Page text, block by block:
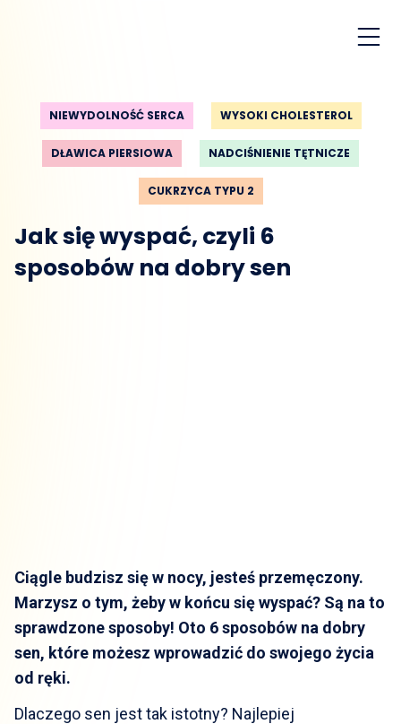
NIEWYDOLNOŚĆ SERCA WYSOKI CHOLESTEROL
DŁAWICA PIERSIOWA NADCIŚNIENIE TĘTNICZE
CUKRZYCA TYPU 2
Jak się wyspać, czyli 6
sposobów na dobry sen
Ciągle budzisz się w nocy, jesteś przemęczony.
Marzysz o tym, żeby w końcu się wyspać? Są na to
sprawdzone sposoby! Oto 6 sposobów na dobry
sen, które możesz wprowadzić do swojego życia
od ręki.
Dlaczego sen jest tak istotny? Najlepiej